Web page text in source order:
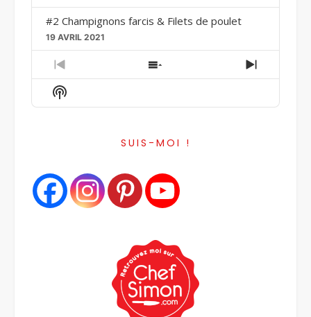
#2 Champignons farcis & Filets de poulet
19 AVRIL 2021
Previous
Episode
Show
Episodes
Next
Episode
Show
Podcast
SUIS-MOI !